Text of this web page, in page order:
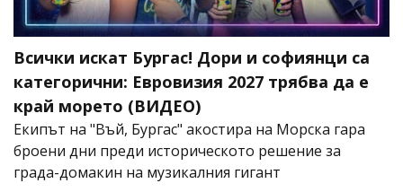
Всички искат Бургас! Дори и софиянци са
категорични: Евровизия 2027 трябва да е
край морето (ВИДЕО)
Екипът на "Въй, Бургас" акостира на Морска гара
броени дни преди историческото решение за
града-домакин на музикалния гигант